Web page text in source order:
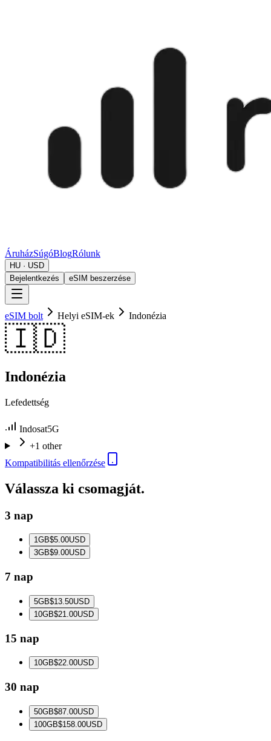
ÁruházSúgóBlogRólunk
HU · USD
Bejelentkezés
eSIM beszerzése
eSIM bolt Helyi eSIM-ek Indonézia
🇮🇩
Indonézia
Lefedettség
Indosat5G
+1 other
Kompatibilitás ellenőrzése
Válassza ki csomagját.
3 nap
1GB$5.00USD
3GB$9.00USD
7 nap
5GB$13.50USD
10GB$21.00USD
15 nap
10GB$22.00USD
30 nap
50GB$87.00USD
100GB$158.00USD